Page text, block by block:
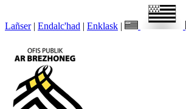
Lañser | Endalc'had | Enklask |